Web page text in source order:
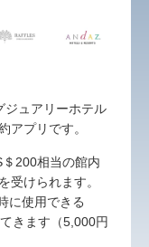
ジュアリーホテル
アプリです。
200相当の館内
受けられます。
に使用できる
きます（5,000円